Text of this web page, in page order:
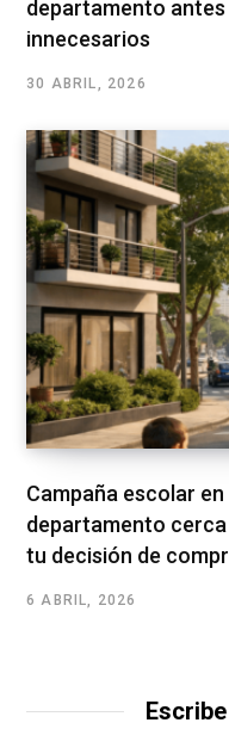
departamento
innecesarios
30 ABRIL, 2026
Campaña escolar
departamento
tu decisión de
6 ABRIL, 2026